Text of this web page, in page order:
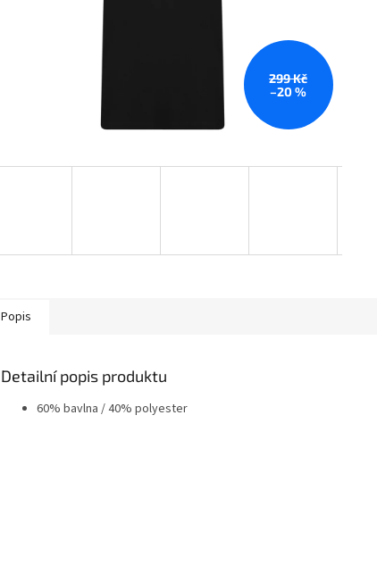
299 Kč
–20 %
Popis
Detailní popis produktu
60% bavlna / 40% polyester